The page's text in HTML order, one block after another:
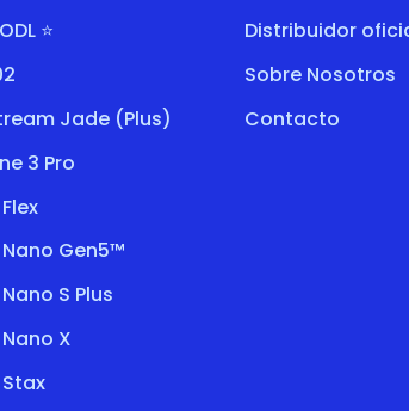
⭐
Jade (Plus)
3 Pro
Gen5™
S Plus
X
Distribuidor
Sobre Nosotros
Contacto